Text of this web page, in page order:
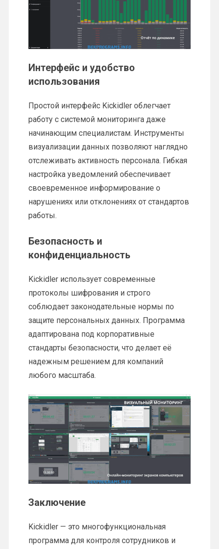
Интерфейс и удобство
использования
Простой интерфейс Kickidler облегчает
работу с системой мониторинга даже
начинающим специалистам. Инструменты
визуализации данных позволяют наглядно
отслеживать активность персонала. Гибкая
настройка уведомлений обеспечивает
своевременное информирование о
нарушениях или отклонениях от стандартов
работы.
Безопасность и
конфиденциальность
Kickidler использует современные
протоколы шифрования и строго
соблюдает законодательные нормы по
защите персональных данных. Программа
адаптирована под корпоративные
стандарты безопасности, что делает её
надежным решением для компаний
любого масштаба.
Заключение
Kickidler — это многофункциональная
программа для контроля сотрудников и